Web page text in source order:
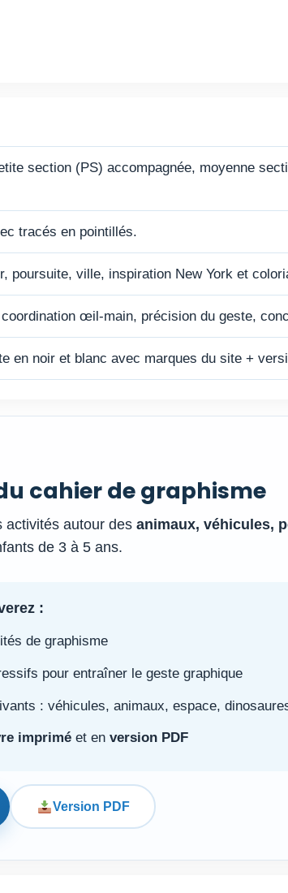
section (PS) accompagnée, moyenne
tracés en pointillés.
poursuite, ville, inspiration New York et
œil-main, précision du geste,
en noir et blanc avec marques du site +
cahier de graphisme
activités autour des animaux, véhicules,
de 3 à 5 ans.
:
de graphisme
pour entraîner le geste graphique
: véhicules, animaux, espace,
impriméet en version PDF
Version PDF